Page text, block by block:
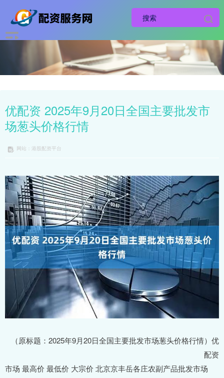
优配资 2025年9月20日全国主要批发市
场葱头价格行情
网站：港股配资平台
（原标题：2025年9月20日全国主要批发市场葱头价格行情）优
配资
市场 最高价 最低价 大宗价 北京京丰岳各庄农副产品批发市场 2.40 1.60 1.80 北京新发地农副产品批发市场信息中心 1.40 1.20 1.30 北京顺鑫石门国际农产品批发市场集团有限公司 1.80 1.00 1.40 北京朝阳区大洋路综合市场 2.00 1.60 1.80 天津何庄子农产品批发市场 1.60 1.20 1.50 天津武清大沙河批发市场 1.60 1.00 1.30 天津市金钟河蔬菜贸易中心 1.60 1.20 1.40 天津碧城农产品批发市场 1.30 1.10 1.20 天津韩家墅海吉星农产品物流有限公司 1.60 1.00 1.30 石家庄国际农产品批发交易中心 1.40 1.20 1.30 河北唐山市荷花坑市场经营管理有限公司 2.00 1.40 1.80 邯郸开发区滏东现代农业管理有限公司 1.30 0.90 1.00 河北省怀来县京西果菜批发市场有限责任公司 -- 1.60 1.60 山西省太原市河西农产品有限公司 2.00 1.60 1.80 山西太原丈子头农产品物流园（原城东利民） 1.60 1.20 1.40 阳泉农产品批发市场有限公司 -- -- 1.20 长治市紫坊农产品综合交易市场有限公司 2.00 1.60 1.80 山西省晋城市绿欣农产品贸易有限公司 1.80 1.60 1.70 晋城市绿盛农工商实业有限公司农副产品批发市场 1.20 1.20 1.20 山西省朔州大运果菜批发市场有限公司 1.80 1.20 1.50 运城蔬菜批发市场有限公司 1.60 0.80 1.00 山西省临汾市尧都区奶牛场尧丰农副产品批发市场 -- -- 1.40 孝义市绿海蔬菜批发销售有限公司 -- -- 1.80 山西汾阳市晋阳农副产品批发市场 -- -- 1.20 内蒙古呼和浩特市东瓦窑农副产品批发市场有限责任公司 1.40 1.20 1.30 呼和浩特市美通首府无公害农产品批发市场 1.60 1.20 1.40 内蒙包头市友谊蔬菜批发市场 1.60 1.60 1.60 内蒙赤峰西城市场 1.20 1.00 1.20 鄂尔多斯市万家惠农贸市场有限公司 3.20 2.60 3.00 大连双兴商品城有限公司 1.80 1.20 1.50 辽宁鞍山宁远农产品批发市场 1.40 1.20 1.30 白山市星泰批发市场有限公司 -- -- 3.40 哈尔滨哈达农副产品有限公司 1.60 1.20 1.40 中俄国际农产品交易中心 4.00 3.00 3.50 上海农产品中心批发市场经营管理有限公司 2.40 1.00 1.70 上海市江桥批发市场经营管理有限公司 1.50 1.10 1.25 南京农副产品物流配送中心有限公司 1.90 1.40 1.65 江苏无锡朝阳农产品大市场 -- -- 1.22 江苏凌家塘市场发展有限公司 1.40 0.80 1.00 江苏苏州南环桥农副产品批发市场 1.40 1.20 1.30 江苏联谊农副产品批发市场 3.00 1.20 2.00 浙江良渚蔬菜市场开发有限公司 -- -- 2.60 宁波蔬菜批发市场有限公司 1.90 1.30 1.60 浙江嘉兴蔬菜批发交易市场 -- -- 1.50 绍兴市蔬菜果品批发交易市场有限公司 -- -- 2.00 蚌埠海吉星农产品物流有限公司 1.40 1.40 1.40 马鞍山市安民农副产品贸易有限公司 1.80 1.40 1.60 安徽省淮北市中瑞农产品批发市场 -- -- 2.20 安徽安庆市龙狮桥蔬菜批发市场 4.00 3.00 3.50 天长市永福农副产品批发市场 2.00 1.60 1.80 北海果业砀山惠丰市场有限公司 -- -- 4.00 亳州农产品有限责任公司 -- -- 1.00 福建省福州市海峡蔬菜批发市场 4.00 1.00 1.86 福建省福鼎市商贸业服务中心 8.00 7.60 7.80 江西乐平蔬菜农产品批发大市场 2.60 2.20 2.40 江西九江琵琶湖农产品物流有限公司 1.40 1.20 1.40 山东章丘刁镇蔬菜批发市场 1.40 1.00 1.20 青岛抚顺路蔬菜副食品批发市场股份有限公司 3.60 1.60 3.00 青岛东庄头蔬菜批发市场有限公司 1.20 0.40 0.90 青岛市城阳蔬菜水产品批发市场有限公司 2.60 1.40 2.40 山东青岛黄河路农产品批发市场 2.00 2.00 2.00 山东淄博市鲁中蔬菜批发市场 -- -- 1.60 寿光地利农产品物流园有限公司 1.60 0.78 0.97 山东金乡大蒜专业批发市场 0.90 0.50 0.70 山东威海市农副产品批发市场 1.80 1.20 1.80 山东滨州(六街）鲁北蔬菜批发市场 -- -- 1.60 河南万邦国际农产品物流股份有限公司 1.60 1.40 1.50 洛阳宏进农副产品批发市场有限公司 3.00 3.00 3.00 黄淮农产品股份有限公司 4.00 0.50 0.95 武汉白沙洲农副产品大市场有限公司 2.00 1.60 1.80 湖北襄樊市蔬菜批发市场 -- -- 1.20 湖北鄂州市蟠龙农产品批发市场 2.50 2.20 2.30 湖北省洪湖农贸市场 2.80 2.40 2.60 湖北浠水农产品批发市场 16.00 12.00 14.00 长沙马王堆农产品股份有限公司 2.40 1.40 1.90 广州江南果菜批发市场经营管理有限公司 3.00 1.20 1.70